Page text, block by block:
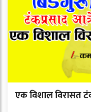
एक विशाल विरासत